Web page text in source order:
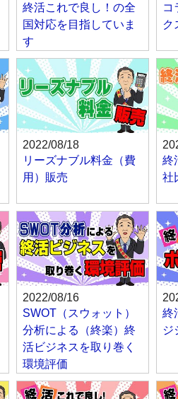
終活これで良し！の全
国対応を目指していま
す
コ
ク
2022/08/18
リーズナブル料金（費
用）販売
終
社
2022/08/16
SWOT（スウォット）
分析による（終楽）終
活ビジネスを取り巻く
環境評価
終
ジ